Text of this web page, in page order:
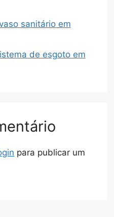
sanitário em
de esgoto em
para publicar um